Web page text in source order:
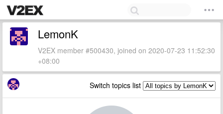
LemonK
V2EX member #500430, joined on 2020-07-23 11:52:30
+08:00
Switch topics list